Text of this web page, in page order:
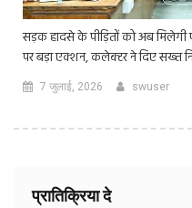
सड़क हादसे के पीड़ितों को अब मिलेगी
पर बड़ा एक्शन, कलेक्टर ने दिए सख्त
7 जुलाई, 2026 swuser
प्रातिक्रिया दे